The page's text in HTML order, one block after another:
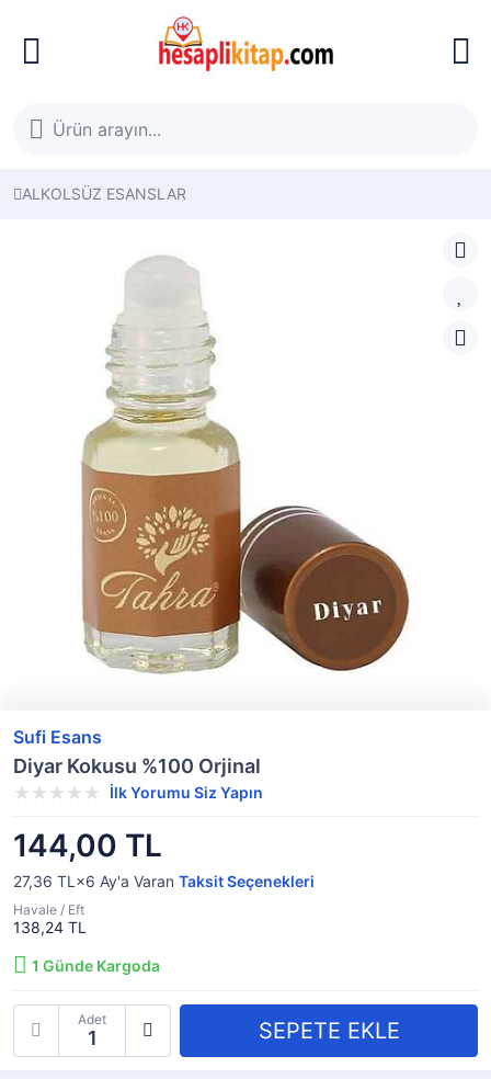
ALKOLSÜZ ESANSLAR
Sufi Esans
Diyar Kokusu %100 Orjinal
İlk Yorumu Siz Yapın
144,00 TL
27,36 TL×6 Ay'a Varan Taksit Seçenekleri
Havale / Eft
138,24 TL
1 Günde Kargoda
Adet